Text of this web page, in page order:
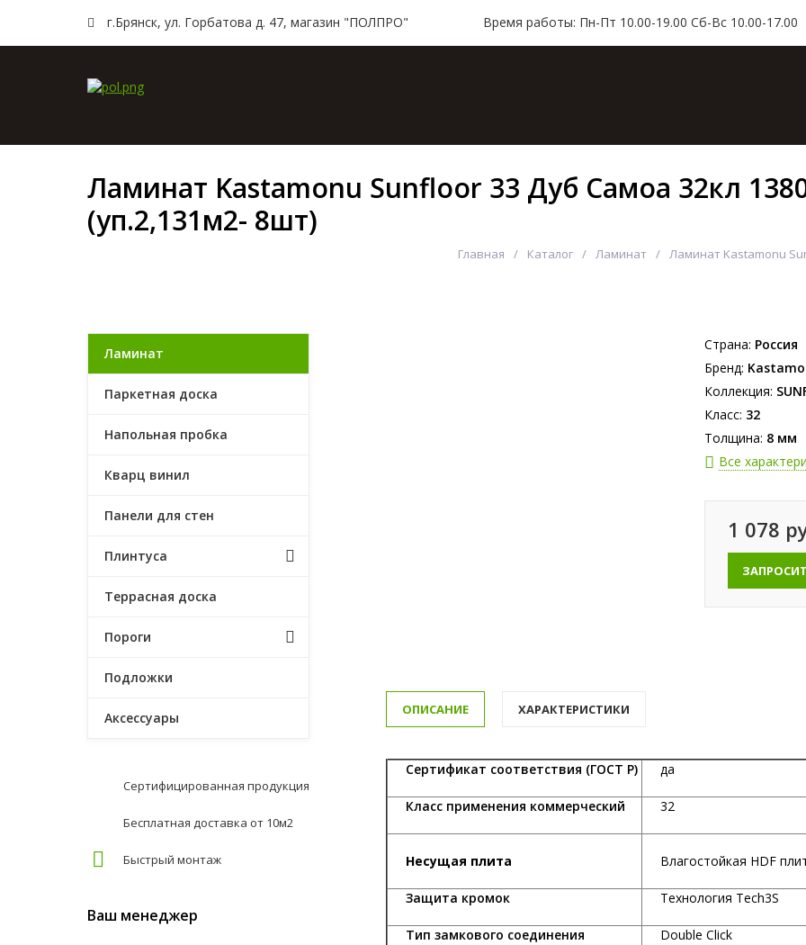
г.Брянск, ул. Горбатова д. 47, магазин "ПОЛПРO" Время работы: Пн-Пт 10.00-19.00 Сб-Вс 10.00-17.00
Ламинат Kastamonu Sunfloor 33 Дуб Самоа 32кл
(уп.2,131м2- 8шт)
Главная Каталог Ламинат Ламинат Kastamonu
Страна: Россия
Бренд:
Коллекция:
Класс: 32
Толщина: 8 мм
Все
1 078
ОПИСАНИЕ ХАРАКТЕРИСТИКИ
Сертификат соответствия (ГОСТ Р) да
Класс применения коммерческий 32
Несущая плита Влагостойкая HDF
Защита кромок Технология Tech3S
Тип замкового соединения Double Click
Ламинат
Паркетная доска
Напольная пробка
Кварц винил
Панели для стен
Плинтуса
Террасная доска
Пороги
Подложки
Аксессуары
Сертифицированная продукция
Бесплатная доставка от 10м2
Быстрый монтаж
Ваш менеджер